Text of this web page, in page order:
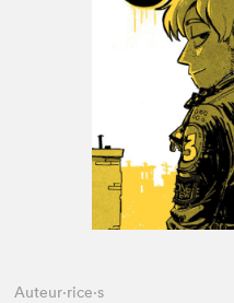
Espace médias
Auteur·rice·s